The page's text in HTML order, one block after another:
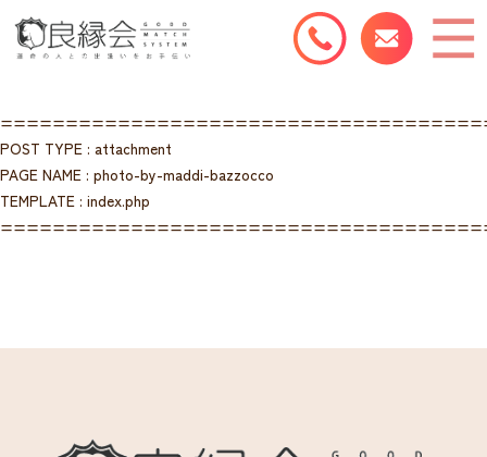
POST TYPE : attachment
PAGE NAME : photo-by-maddi-bazzocco
TEMPLATE : index.php